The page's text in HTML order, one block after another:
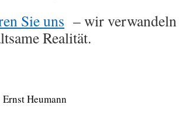
Sie uns – wir
Realität.
Heumann